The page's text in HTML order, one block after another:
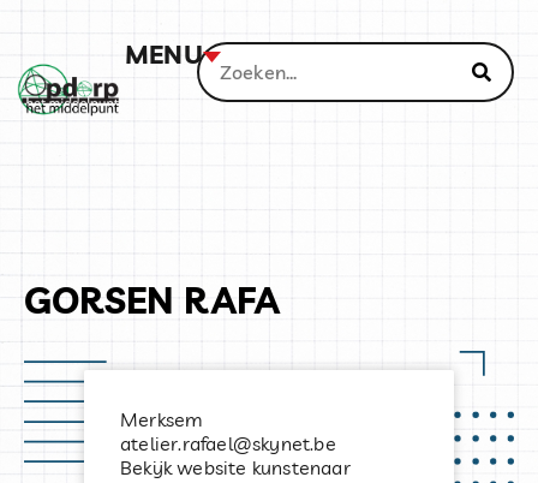
MENU
GORSEN RAFA
Merksem
atelier.rafael@skynet.be
Bekijk website kunstenaar